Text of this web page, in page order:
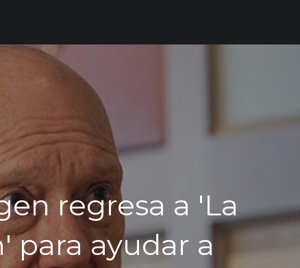
regresa a 'La
para ayudar a